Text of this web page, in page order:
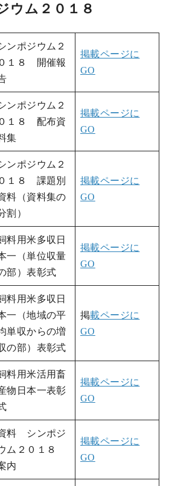
ウム２０１８
ンポジウム２
１８ 開催報
掲載ページに
GO
ンポジウム２
１８ 配布資
集
掲載ページに
GO
ンポジウム２
１８ 課題別
料（資料集の
割）
掲載ページに
GO
料用米多収日
一（単位収量
部）表彰式
掲載ページに
GO
料用米多収日
一（地域の平
単収からの増
の部）表彰式
掲載ページに
GO
料用米活用畜
物日本一表彰
掲載ページに
GO
料 シンポジ
ム２０１８
内
掲載ページに
GO